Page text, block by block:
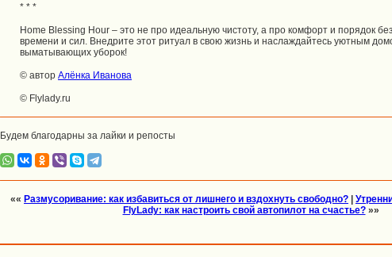
* * *
Home Blessing Hour – это не про идеальную чистоту, а про комфорт и порядок
времени и сил. Внедрите этот ритуал в свою жизнь и наслаждайтесь уютным
выматывающих уборок!
© автор Алёнка Иванова
© Flylady.ru
Будем благодарны за лайки и репосты
«« Размусоривание: как избавиться от лишнего и вздохнуть свободно? |
FlyLady: как настроить свой автопилот на счастье?»»